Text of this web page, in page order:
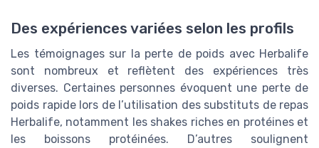
Des expériences variées selon les profils
Les témoignages sur la perte de poids avec Herbalife
sont nombreux et reflètent des expériences très
diverses. Certaines personnes évoquent une perte de
poids rapide lors de l’utilisation des substituts de repas
Herbalife, notamment les shakes riches en protéines et
les boissons protéinées. D’autres soulignent